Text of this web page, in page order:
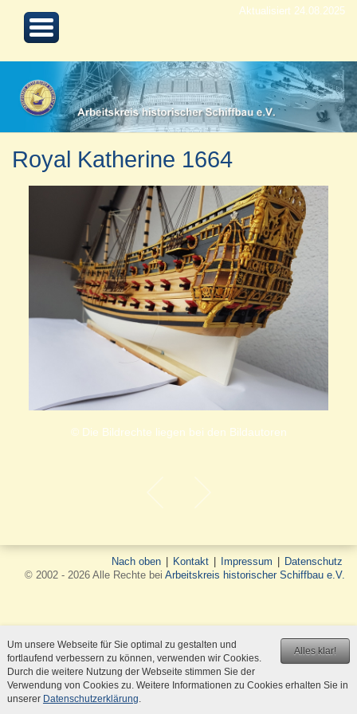
Aktualisiert 24.08.2025
Royal Katherine 1664
© Die Bildrechte liegen bei den Bildautoren
Nach oben Kontakt Impressum
Datenschutz
© 2002 - 2026 Alle Rechte bei Arbeitskreis historischer Schiffbau e.V.
Alles klar!
Um unsere Webseite für Sie optimal zu gestalten und
fortlaufend verbessern zu können, verwenden wir Cookies.
Durch die weitere Nutzung der Webseite stimmen Sie der
Verwendung von Cookies zu. Weitere Informationen zu Cookies erhalten Sie in
unserer Datenschutzerklärung